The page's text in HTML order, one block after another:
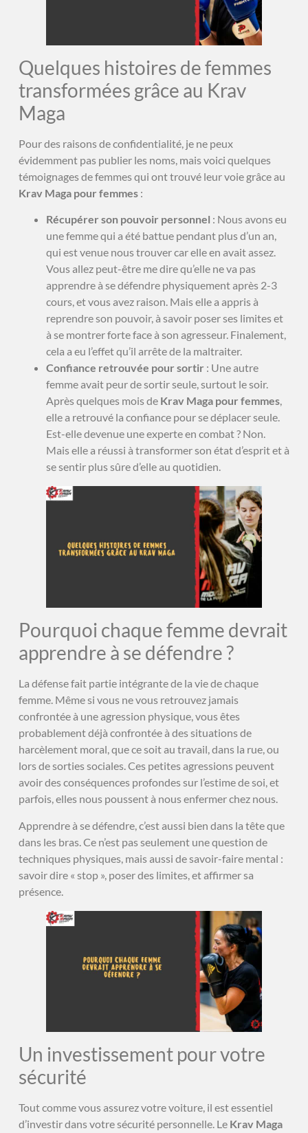
Quelques histoires de femmes
transformées grâce au Krav
Maga
Pour des raisons de confidentialité, je ne peux
évidemment pas publier les noms, mais voici quelques
témoignages de femmes qui ont trouvé leur voie grâce au
Krav Maga pour femmes:
Récupérer son pouvoir personnel : Nous avons eu
une femme qui a été battue pendant plus d’un an,
qui est venue nous trouver car elle en avait assez.
Vous allez peut-être me dire qu’elle ne va pas
apprendre à se défendre physiquement après 2-3
cours, et vous avez raison. Mais elle a appris à
reprendre son pouvoir, à savoir poser ses limites et
à se montrer forte face à son agresseur. Finalement,
cela a eu l’effet qu’il arrête de la maltraiter.
Confiance retrouvée pour sortir : Une autre
femme avait peur de sortir seule, surtout le soir.
Après quelques mois de Krav Maga pour femmes,
elle a retrouvé la confiance pour se déplacer seule.
Est-elle devenue une experte en combat ? Non.
Mais elle a réussi à transformer son état d’esprit et à
se sentir plus sûre d’elle au quotidien.
Pourquoi chaque femme devrait
apprendre à se défendre ?
La défense fait partie intégrante de la vie de chaque
femme. Même si vous ne vous retrouvez jamais
confrontée à une agression physique, vous êtes
probablement déjà confrontée à des situations de
harcèlement moral, que ce soit au travail, dans la rue, ou
lors de sorties sociales. Ces petites agressions peuvent
avoir des conséquences profondes sur l’estime de soi, et
parfois, elles nous poussent à nous enfermer chez nous.
Apprendre à se défendre, c’est aussi bien dans la tête que
dans les bras. Ce n’est pas seulement une question de
techniques physiques, mais aussi de savoir-faire mental :
savoir dire « stop », poser des limites, et affirmer sa
présence.
Un investissement pour votre
sécurité
Tout comme vous assurez votre voiture, il est essentiel
d’investir dans votre sécurité personnelle. Le Krav Maga